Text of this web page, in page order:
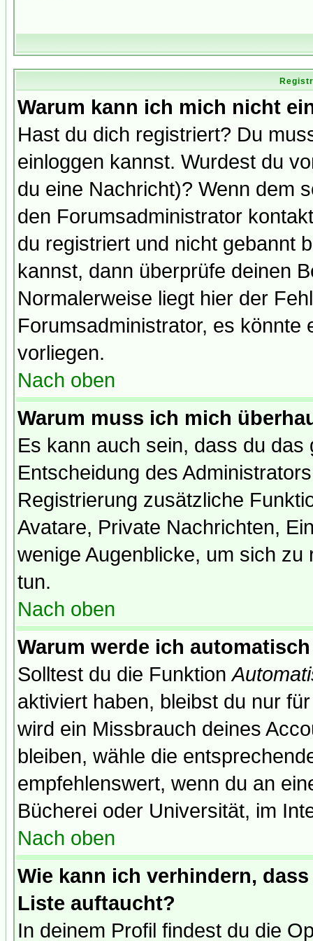
Warum kann ich mich nicht
Hast du dich registriert? Du
einloggen kannst. Wurdest du
du eine Nachricht)? Wenn dem
den Forumsadministrator
du registriert und nicht gebannt
kannst, dann überprüfe deinen
Normalerweise liegt hier der
Forumsadministrator, es könnte
vorliegen.
Nach oben
Warum muss ich mich
Es kann auch sein, dass du
Entscheidung des
Registrierung zusätzliche
Avatare, Private Nachrichten,
wenige Augenblicke, um sich
tun.
Nach oben
Warum werde ich
Solltest du die Funktion
aktiviert haben, bleibst du nur
wird ein Missbrauch deines
bleiben, wähle die
empfehlenswert, wenn du an
Bücherei oder Universität, im
Nach oben
Wie kann ich verhindern,
Liste auftaucht?
In deinem Profil findest du die